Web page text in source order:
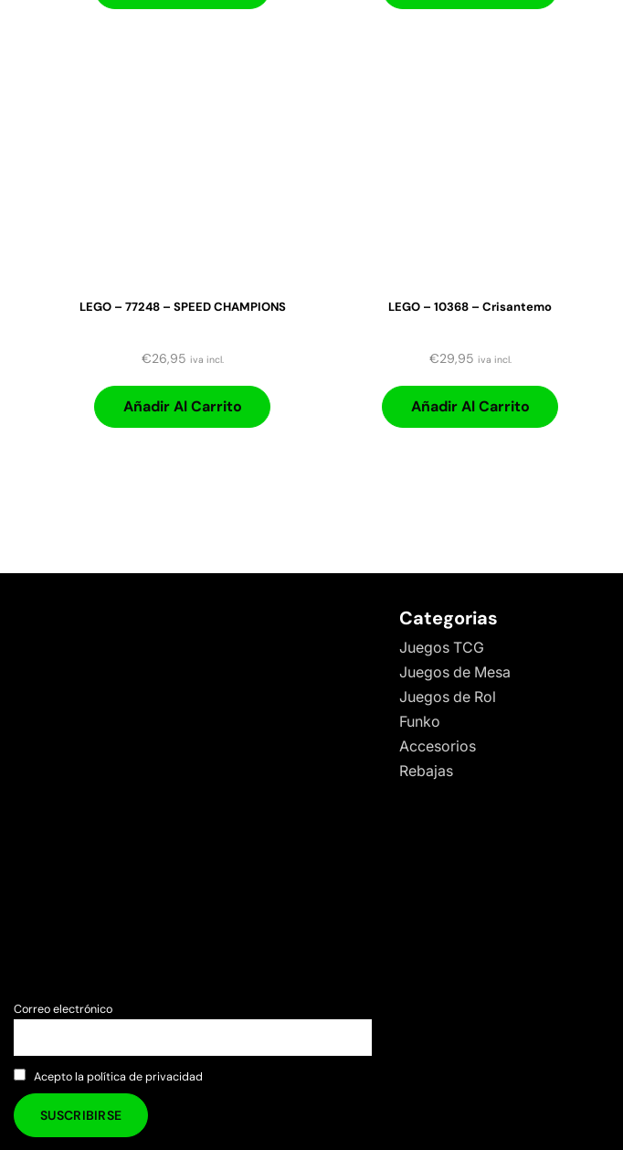
LEGO – 77248 – SPEED CHAMPIONS
€26,95 iva incl.
Añadir Al Carrito
LEGO – 10368 – Crisantemo
€29,95 iva incl.
Añadir Al Carrito
Correo electrónico
Acepto la política de privacidad
Categorias
Juegos TCG
Juegos de Mesa
Juegos de Rol
Funko
Accesorios
Rebajas